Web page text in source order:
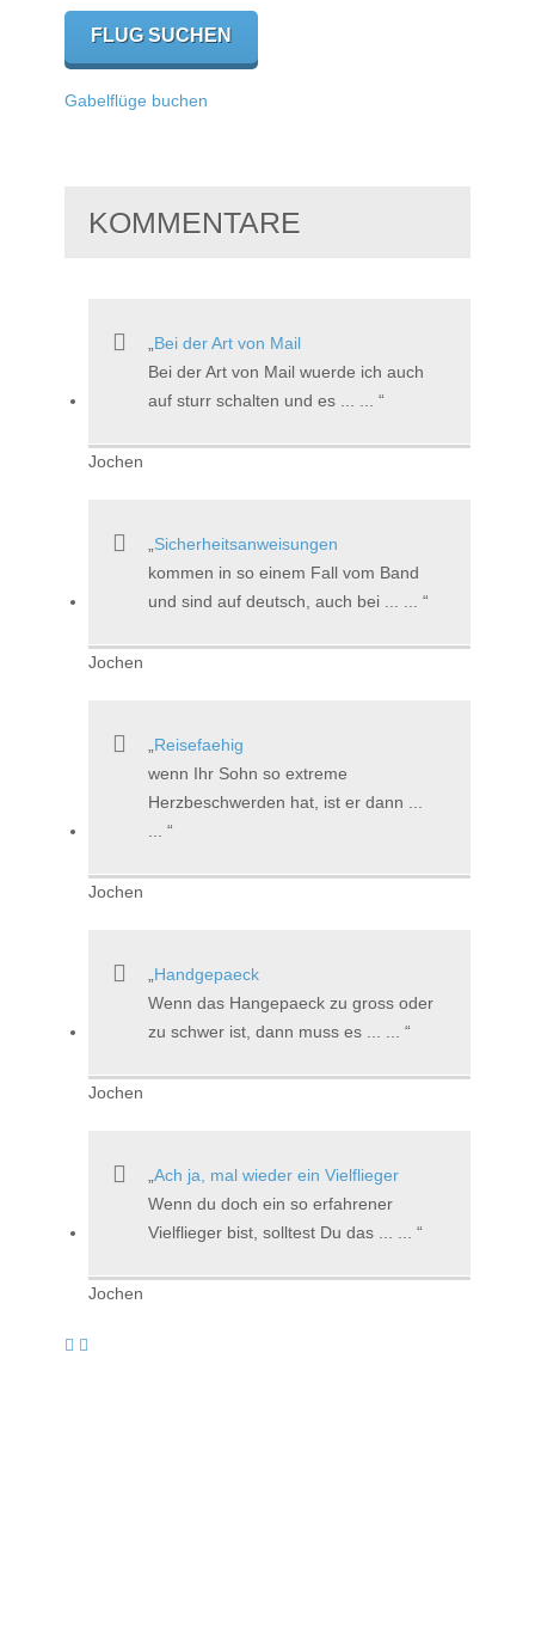
Gabelflüge buchen
KOMMENTARE
Bei der Art von Mail
Bei der Art von Mail wuerde ich auch
auf sturr schalten und es ... ...
Jochen
Sicherheitsanweisungen
kommen in so einem Fall vom Band
und sind auf deutsch, auch bei ... ...
Jochen
Reisefaehig
wenn Ihr Sohn so extreme
Herzbeschwerden hat, ist er dann ...
Jochen
Handgepaeck
Wenn das Hangepaeck zu gross oder
zu schwer ist, dann muss es ... ...
Jochen
Ach ja, mal wieder ein Vielflieger
Wenn du doch ein so erfahrener
Vielflieger bist, solltest Du das ... ...
Jochen